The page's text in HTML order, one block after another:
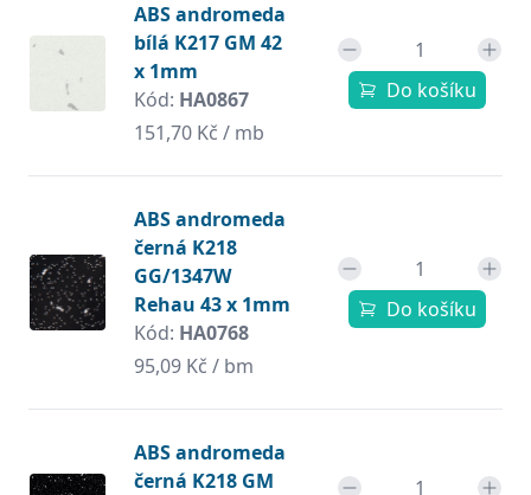
ABS andromeda
bílá K217 GM 42
x 1mm
Kód: HA0867
151,70 Kč / mb
Do košíku
ABS andromeda
černá K218
GG/1347W
Rehau 43 x 1mm
Kód: HA0768
95,09 Kč / bm
Do košíku
ABS andromeda
černá K218 GM